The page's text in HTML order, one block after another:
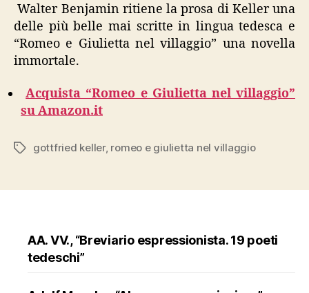
Walter Benjamin ritiene la prosa di Keller una
delle più belle mai scritte in lingua tedesca e
“Romeo e Giulietta nel villaggio” una novella
immortale.
Acquista “Romeo e Giulietta nel villaggio”
su Amazon.it
Tagsgottfried keller, romeo e giulietta nel villaggio
AA. VV., “Breviario espressionista. 19 poeti
tedeschi”